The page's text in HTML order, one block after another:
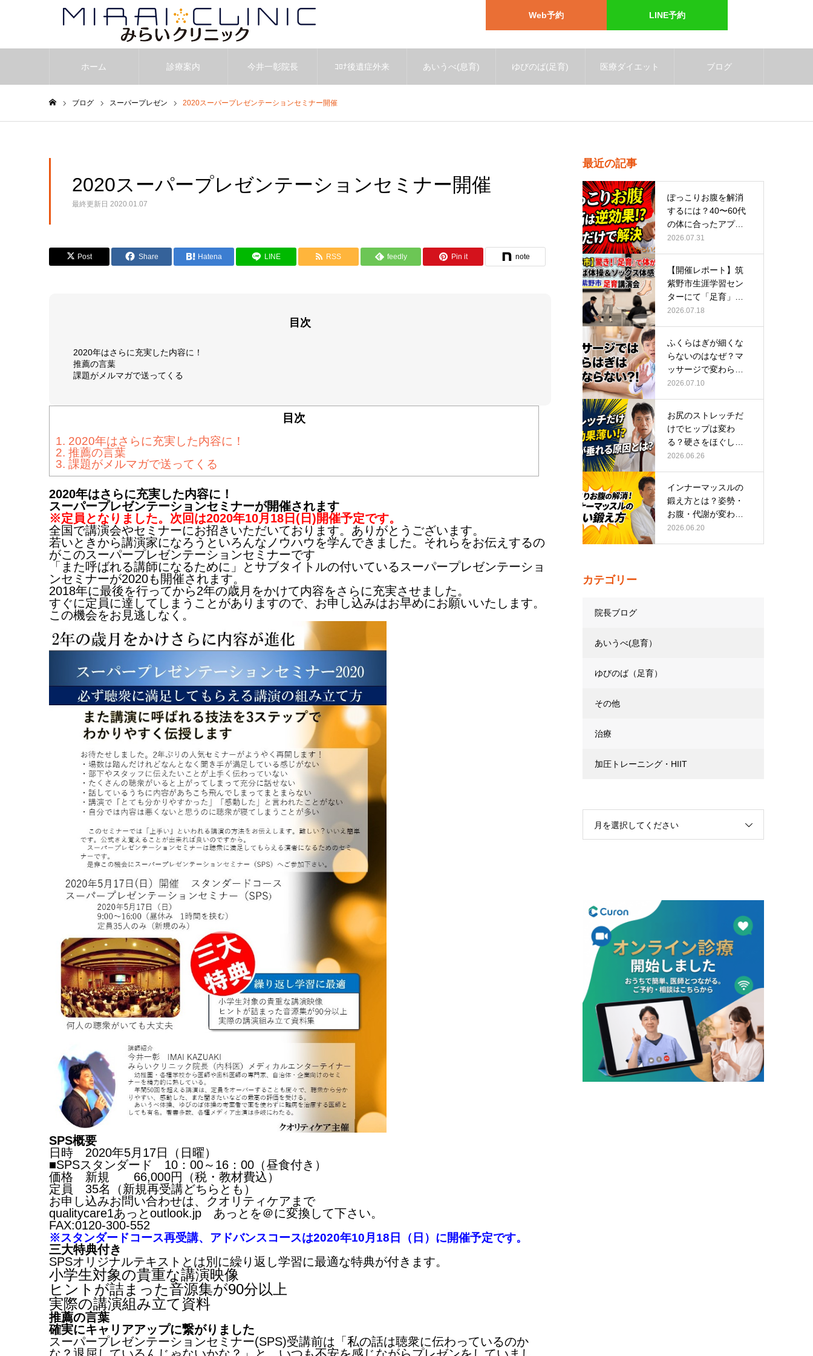
Web予約 LINE予約
ホーム 診療案内 今井一彰院長 ｺﾛﾅ後遺症外来 あいうべ(息育) ゆびのば(足育) 医療ダイエット ブログ
ブログ スーパープレゼン 2020スーパープレゼンテーションセミナー開催
2020スーパープレゼンテーションセミナー開催
最終更新日 2020.01.07
Post Share Hatena LINE RSS feedly Pin it note
目次
2020年はさらに充実した内容に！
推薦の言葉
課題がメルマガで送ってくる
目次
1. 2020年はさらに充実した内容に！
2. 推薦の言葉
3. 課題がメルマガで送ってくる
2020年はさらに充実した内容に！
スーパープレゼンテーションセミナーが開催されます
※定員となりました。次回は2020年10月18日(日)開催予定です。
全国で講演会やセミナーにお招きいただいております。ありがとうございます。
若いときから講演家になろうといろんなノウハウを学んできました。それらをお伝えするの
がこのスーパープレゼンテーションセミナーです
「また呼ばれる講師になるために」とサブタイトルの付いているスーパープレゼンテーショ
ンセミナーが2020も開催されます。
2018年に最後を行ってから2年の歳月をかけて内容をさらに充実させました。
すぐに定員に達してしまうことがありますので、お申し込みはお早めにお願いいたします。
この機会をお見逃しなく。
SPS概要
日時 2020年5月17日（日曜）
■SPSスタンダード 10：00～16：00（昼食付き）
価格 新規 66,000円（税・教材費込）
定員 35名（新規再受講どちらとも）
お申し込みお問い合わせは、クオリティケアまで
qualitycare1あっとoutlook.jp あっとを＠に変換して下さい。
FAX:0120-300-552
※スタンダードコース再受講、アドバンスコースは2020年10月18日（日）に開催予定です。
三大特典付き
SPSオリジナルテキストとは別に繰り返し学習に最適な特典が付きます。
小学生対象の貴重な講演映像
ヒントが詰まった音源集が90分以上
実際の講演組み立て資料
推薦の言葉
確実にキャリアアップに繋がりました
スーパープレゼンテーションセミナー(SPS)受講前は「私の話は聴衆に伝わっているのか
最近の記事
ぽっこりお腹を解消
するには？40〜60代
の体に合ったアプロ
ーチ
2026.07.31
【開催レポート】筑
紫野市生涯学習セン
ターにて「足育」講
演会に登壇し…
2026.07.18
ふくらはぎが細くな
らないのはなぜ？マ
ッサージで変わらな
い根本原因
2026.07.10
お尻のストレッチだ
けでヒップは変わ
る？硬さをほぐして
整える正しい方…
2026.06.26
インナーマッスルの
鍛え方とは？姿勢・
お腹・代謝が変わる
トレーニング…
2026.06.20
カテゴリー
院長ブログ
あいうべ(息育）
ゆびのば（足育）
その他
治療
加圧トレーニング・HIIT
月を選択してください